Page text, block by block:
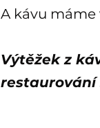
A kávu
Výtěžek z
restaurování